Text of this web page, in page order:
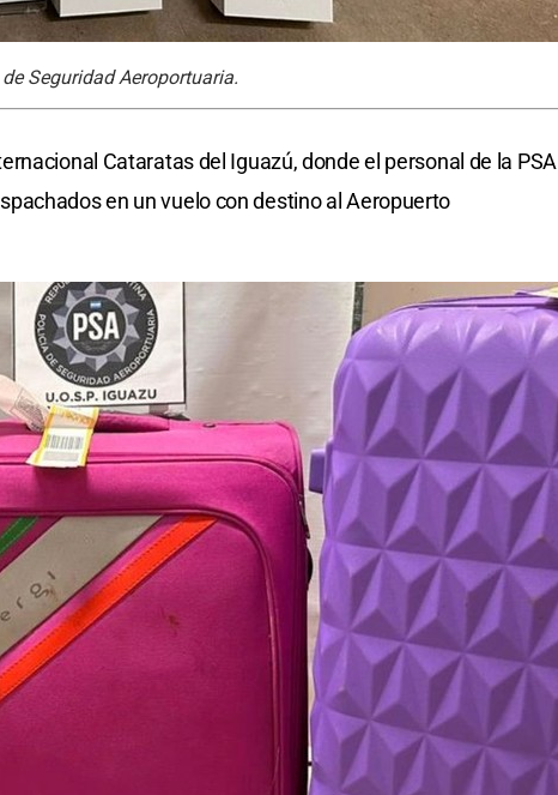
Seguridad Aeroportuaria.
Cataratas del Iguazú, donde el personal de la PSA
en un vuelo con destino al Aeropuerto